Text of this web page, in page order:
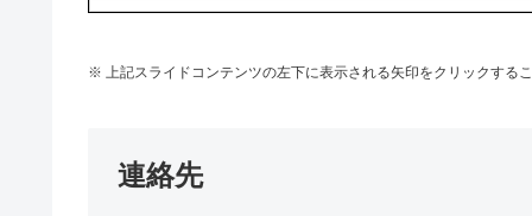
※ 上記スライドコンテンツの左下に表示される矢印をクリックする
連絡先